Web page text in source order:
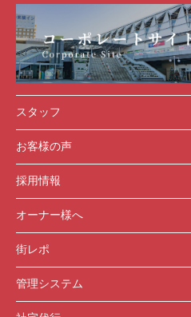
スタッフ
お客様の声
採用情報
オーナー様へ
街レポ
管理システム